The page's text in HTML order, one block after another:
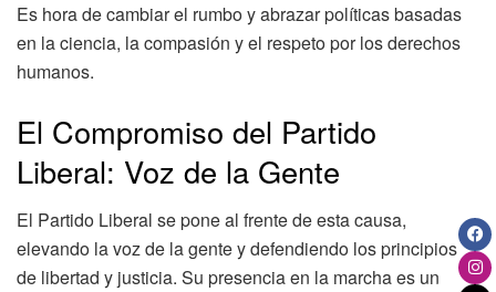
Es hora de cambiar el rumbo y abrazar políticas basadas
en la ciencia, la compasión y el respeto por los derechos
humanos.
El Compromiso del Partido
Liberal: Voz de la Gente
El Partido Liberal se pone al frente de esta causa,
elevando la voz de la gente y defendiendo los principios
de libertad y justicia. Su presencia en la marcha es un